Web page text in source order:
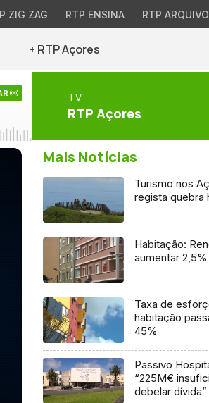
ZIG ZAG RTP ENSINA RTP
+ RTP Açores
TV
RTP Açores
Mais Notícias
Turismo nos
regista quebra
Habitação:
aumentar
Taxa de
habitação
45%
Passivo
“225M€
debelar dívida”